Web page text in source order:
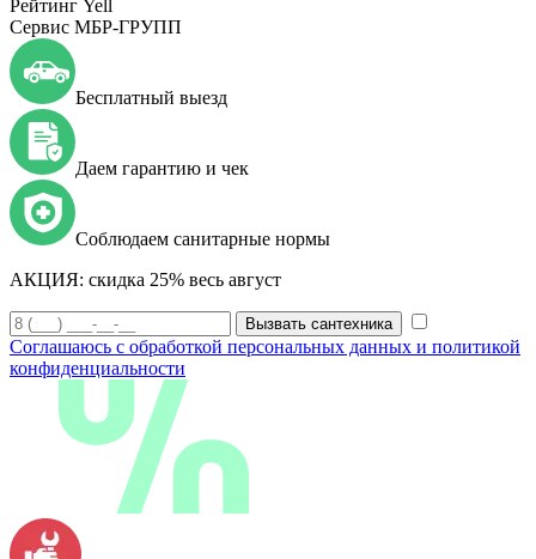
Рейтинг Yell
Сервис МБР-ГРУПП
Бесплатный выезд
Даем гарантию и чек
Соблюдаем санитарные нормы
АКЦИЯ: скидка 25% весь август
Вызвать сантехника
Соглашаюсь с обработкой персональных данных и политикой
конфиденциальности